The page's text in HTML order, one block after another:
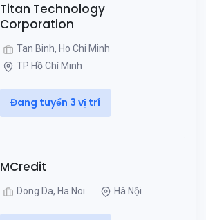
Titan Technology
Corporation
Tan Binh, Ho Chi Minh
TP Hồ Chí Minh
Đang tuyển 3 vị trí
MCredit
Dong Da, Ha Noi Hà Nội